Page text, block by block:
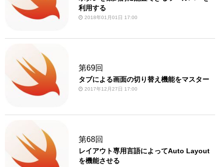
利用する
2018年01月01日 17:00
第69回
タブによる画面の切り替え機能をマスター
2017年12月27日 17:00
第68回
レイアウト専用言語によってAuto Layout
を機能させる